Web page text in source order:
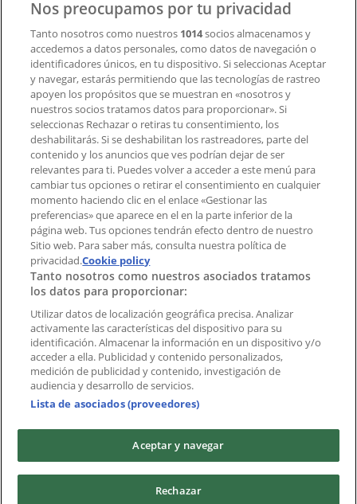
Contacto comercial y de marketing
Tienda mal colocada en el mapa
Notificar un folleto
¿Encontraste un problema en la web o en la
aplicación?
Índices
Marcas
Marcas locales
Negocios
Negocios cercanos
Productos
Productos locales
Ciudades
Descargar la APP Tiendeo
Copyright © Tiendeo ® 2026 · Shopfully Marketing S.L.U. –
Nos preocupamos por tu privacidad
Tanto nosotros como nuestros 1014socios almacenamos y
accedemos a datos personales, como datos de navegación o
identificadores únicos, en tu dispositivo. Si seleccionas Aceptar
y navegar, estarás permitiendo que las tecnologías de rastreo
apoyen los propósitos que se muestran en «nosotros y
nuestros socios tratamos datos para proporcionar». Si
seleccionas Rechazar o retiras tu consentimiento, los
deshabilitarás. Si se deshabilitan los rastreadores, parte del
contenido y los anuncios que ves podrían dejar de ser
relevantes para ti. Puedes volver a acceder a este menú para
cambiar tus opciones o retirar el consentimiento en cualquier
momento haciendo clic en el enlace «Gestionar las
preferencias» que aparece en el en la parte inferior de la
página web. Tus opciones tendrán efecto dentro de nuestro
Sitio web. Para saber más, consulta nuestra política de
privacidad.Cookie policy
Tanto nosotros como nuestros asociados tratamos
los datos para proporcionar:
Utilizar datos de localización geográfica precisa. Analizar
activamente las características del dispositivo para su
identificación. Almacenar la información en un dispositivo y/o
acceder a ella. Publicidad y contenido personalizados,
medición de publicidad y contenido, investigación de
audiencia y desarrollo de servicios.
Lista de asociados (proveedores)
Aceptar y navegar
Rechazar